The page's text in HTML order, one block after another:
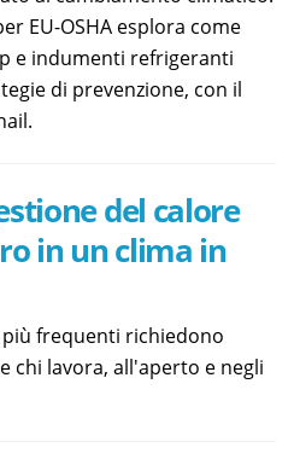
EU-OSHA esplora come
e indumenti refrigeranti
di prevenzione, con il
del calore
in un clima in
frequenti richiedono
chi lavora, all'aperto e negli